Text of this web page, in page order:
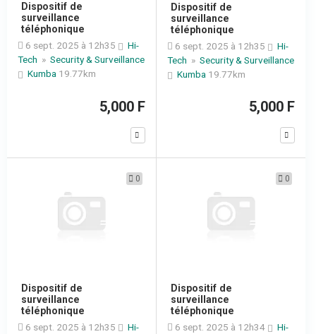
Dispositif de
surveillance
téléphonique
6 sept. 2025 à 12h35
Hi-
Tech » Security & Surveillance
Kumba 19.77km
5,000 F
Dispositif de
surveillance
téléphonique
6 sept. 2025 à 12h35
Hi-
Tech » Security & Surveillance
Kumba 19.77km
5,000 F
0
Dispositif de
surveillance
téléphonique
6 sept. 2025 à 12h35
Hi-
0
Dispositif de
surveillance
téléphonique
6 sept. 2025 à 12h34
Hi-